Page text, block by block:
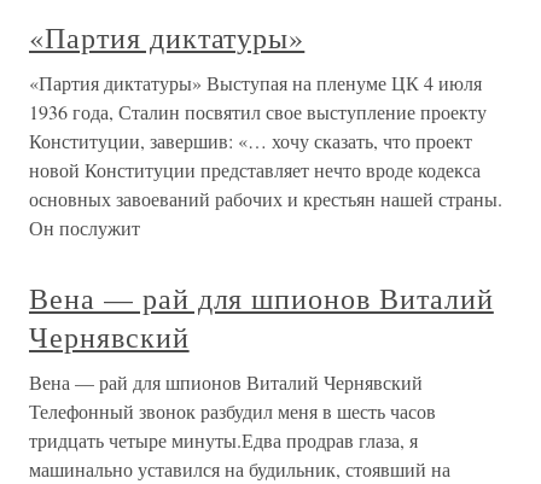
«Партия диктатуры»
«Партия диктатуры» Выступая на пленуме ЦК 4 июля
1936 года, Сталин посвятил свое выступление проекту
Конституции, завершив: «… хочу сказать, что проект
новой Конституции представляет нечто вроде кодекса
основных завоеваний рабочих и крестьян нашей страны.
Он послужит
Вена — рай для шпионов Виталий
Чернявский
Вена — рай для шпионов Виталий Чернявский
Телефонный звонок разбудил меня в шесть часов
тридцать четыре минуты.Едва продрав глаза, я
машинально уставился на будильник, стоявший на